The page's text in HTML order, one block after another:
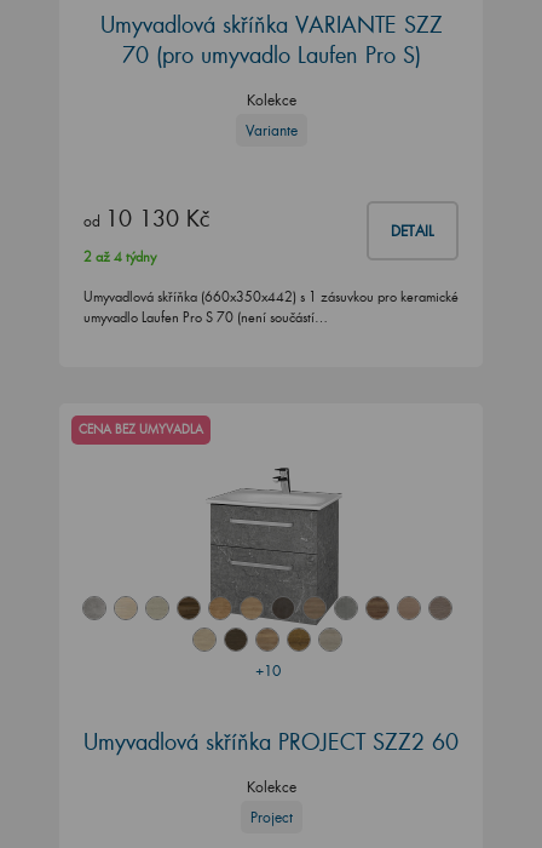
Umyvadlová skříňka VARIANTE SZZ
70 (pro umyvadlo Laufen Pro S)
Kolekce
Variante
od 10 130 Kč DETAIL
2 až 4 týdny
Umyvadlová skříňka (660x350x442) s 1 zásuvkou pro keramické
umyvadlo Laufen Pro S 70 (není součástí…
+10
CENA BEZ UMYVADLA
Umyvadlová skříňka PROJECT SZZ2 60
Kolekce
Project